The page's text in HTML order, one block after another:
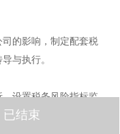
的影响，制定配套税
与执行。
设置税务风险指标监
税务效益。
已结束